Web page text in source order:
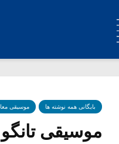
بایگانی همه نوشته ها موسیقی
موسیقی تانگو